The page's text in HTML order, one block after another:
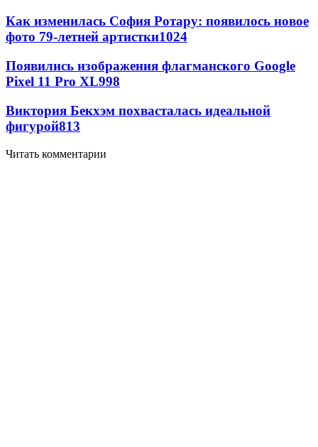
Как изменилась София Ротару: появилось новое
фото 79-летней артистки1024
Появились изображения флагманского Google
Pixel 11 Pro XL998
Виктория Бекхэм похвасталась идеальной
фигурой813
Читать комментарии